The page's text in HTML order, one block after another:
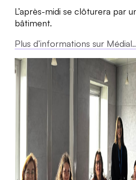
L’après-midi se clôturera par
bâtiment.
Plus d’informations sur